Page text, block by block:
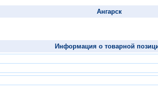
Ангарск
Информация о товарной